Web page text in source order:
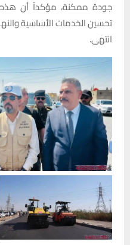
جودة ممكنة، مؤكداً أن
تحسين الخدمات الأساسية
انتهى.